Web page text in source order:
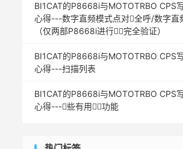
BI1CAT的P8668i与MOTOTRBO CPS
心得---数字直频模式点对全呼/数字直
（仅两部P8668i进行完全验证）
BI1CAT的P8668i与MOTOTRBO CPS
心得---扫描列表
BI1CAT的P8668i与MOTOTRBO CPS
心得---些有用功能